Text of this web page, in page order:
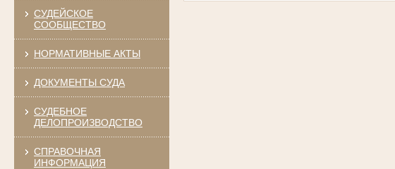
СУДЕЙСКОЕ
СООБЩЕСТВО
НОРМАТИВНЫЕ АКТЫ
ДОКУМЕНТЫ СУДА
СУДЕБНОЕ
ДЕЛОПРОИЗВОДСТВО
СПРАВОЧНАЯ
ИНФОРМАЦИЯ